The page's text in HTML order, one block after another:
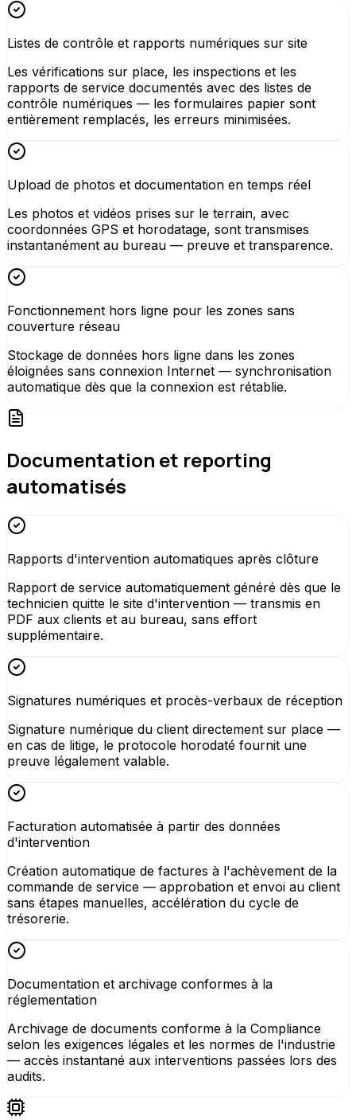
Listes de contrôle et rapports numériques sur site
Les vérifications sur place, les inspections et les
rapports de service documentés avec des listes de
contrôle numériques — les formulaires papier sont
entièrement remplacés, les erreurs minimisées.
Upload de photos et documentation en temps réel
Les photos et vidéos prises sur le terrain, avec
coordonnées GPS et horodatage, sont transmises
instantanément au bureau — preuve et transparence.
Fonctionnement hors ligne pour les zones sans
couverture réseau
Stockage de données hors ligne dans les zones
éloignées sans connexion Internet — synchronisation
automatique dès que la connexion est rétablie.
Documentation et reporting
automatisés
Rapports d'intervention automatiques après clôture
Rapport de service automatiquement généré dès que le
technicien quitte le site d'intervention — transmis en
PDF aux clients et au bureau, sans effort
supplémentaire.
Signatures numériques et procès-verbaux de réception
Signature numérique du client directement sur place —
en cas de litige, le protocole horodaté fournit une
preuve légalement valable.
Facturation automatisée à partir des données
d'intervention
Création automatique de factures à l'achèvement de la
commande de service — approbation et envoi au client
sans étapes manuelles, accélération du cycle de
trésorerie.
Documentation et archivage conformes à la
réglementation
Archivage de documents conforme à la Compliance
selon les exigences légales et les normes de l'industrie
— accès instantané aux interventions passées lors des
audits.